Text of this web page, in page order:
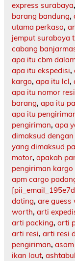
express surabaya,
barang bandung,
utama perkasa,
jemput surabaya
cabang
apa itu cbm
apa itu ekspedisi,
kargo, apa itu lcl,
apa itu nomor resi
barang, apa itu
apa itu
pengiriman, apa
dimaksud dengan
yang dimaksud
motor, apakah
pengiriman kargo
apm cargo
dating, are guess
worth, arti
arti packing, arti
arti resi, arti resi
pengiriman,
ikan laut,